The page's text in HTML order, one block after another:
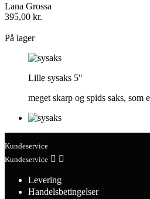
Lana Grossa
395,00 kr.
På lager
Lille sysaks 5"
meget skarp og spids saks,
Kundeservice
Kundeservice  
Levering
Handelsbetingelser